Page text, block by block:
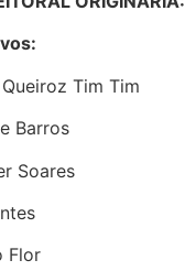
Tim Tim
Barros
Soares
Flor